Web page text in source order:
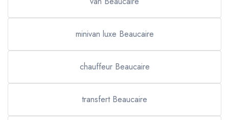
minivan luxe Beaucaire
chauffeur Beaucaire
transfert Beaucaire